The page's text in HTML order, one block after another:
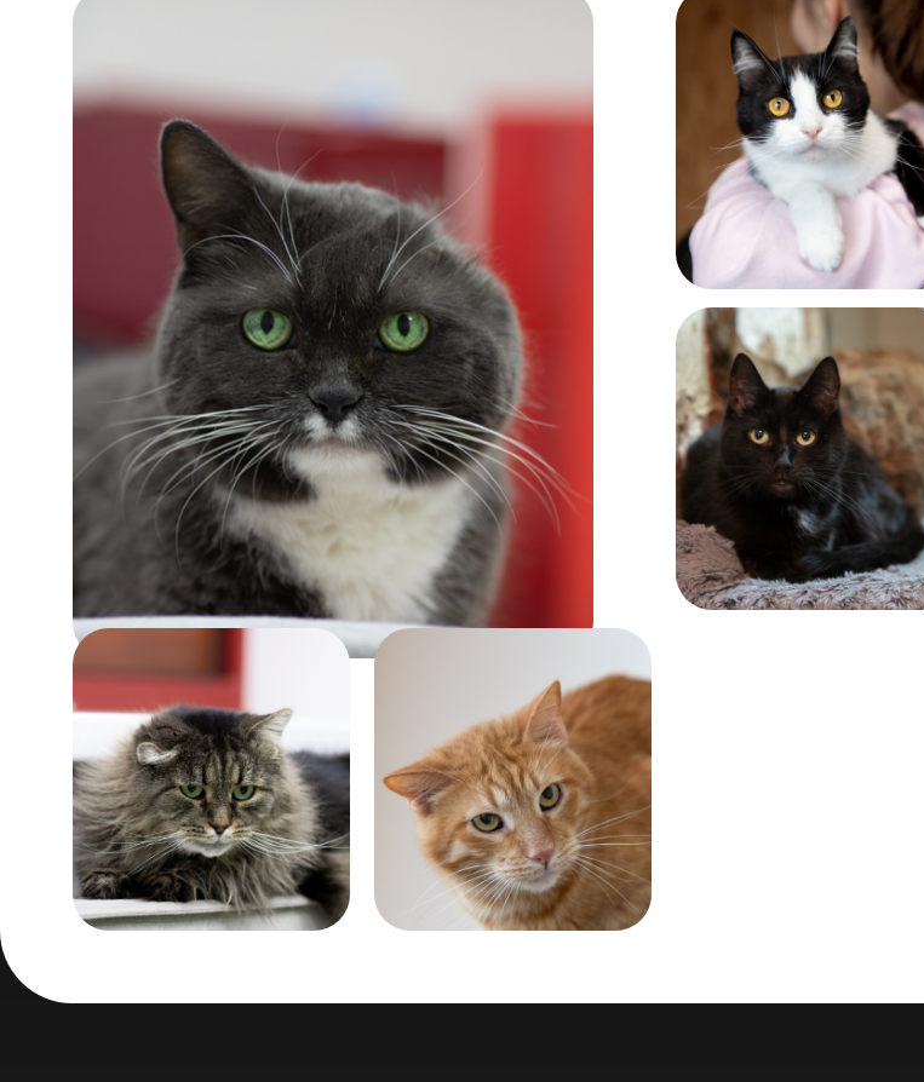
Возраст:
около 11 лет
Забрать Помочь
Возраст:
почти 12 лет
Возраст:
больше 14 лет
Возраст:
больше 5 лет
Возраст:
около 6 лет